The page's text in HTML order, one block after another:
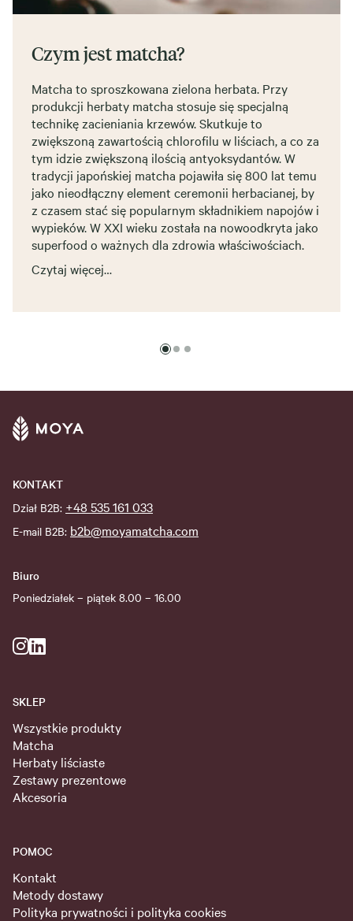
Czym jest matcha?
Matcha to sproszkowana zielona herbata. Przy
produkcji herbaty matcha stosuje się specjalną
technikę zacieniania krzewów. Skutkuje to
zwiększoną zawartością chlorofilu w liściach, a co za
tym idzie zwiększoną ilością antyoksydantów. W
tradycji japońskiej matcha pojawiła się 800 lat temu
jako nieodłączny element ceremonii herbacianej, by
z czasem stać się popularnym składnikiem napojów i
wypieków. W XXI wieku została na nowoodkryta jako
superfood o ważnych dla zdrowia właściwościach.
Czytaj więcej…
KONTAKT
Dział B2B: +48 535 161 033
E-mail B2B: b2b@moyamatcha.com
Biuro
Poniedziałek – piątek 8.00 – 16.00
SKLEP
Wszystkie produkty
Matcha
Herbaty liściaste
Zestawy prezentowe
Akcesoria
POMOC
Kontakt
Metody dostawy
Polityka prywatności i polityka cookies